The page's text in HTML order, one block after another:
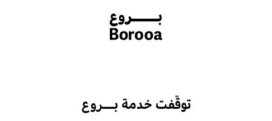
توقّفت خدمة بـــروع